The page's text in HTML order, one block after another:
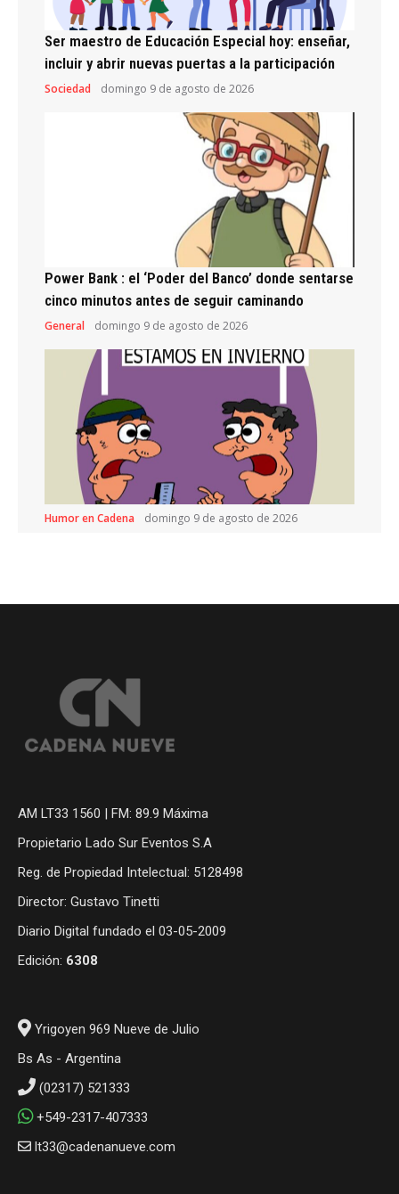
Ser maestro de Educación Especial hoy: enseñar,
incluir y abrir nuevas puertas a la participación
Sociedad domingo 9 de agosto de 2026
Power Bank : el ‘Poder del Banco’ donde sentarse
cinco minutos antes de seguir caminando
General domingo 9 de agosto de 2026
Humor en Cadena domingo 9 de agosto de 2026
AM LT33 1560 | FM: 89.9 Máxima
Propietario Lado Sur Eventos S.A
Reg. de Propiedad Intelectual: 5128498
Director: Gustavo Tinetti
Diario Digital fundado el 03-05-2009
Edición: 6308
Yrigoyen 969 Nueve de Julio
Bs As - Argentina
(02317) 521333
+549-2317-407333
lt33@cadenanueve.com